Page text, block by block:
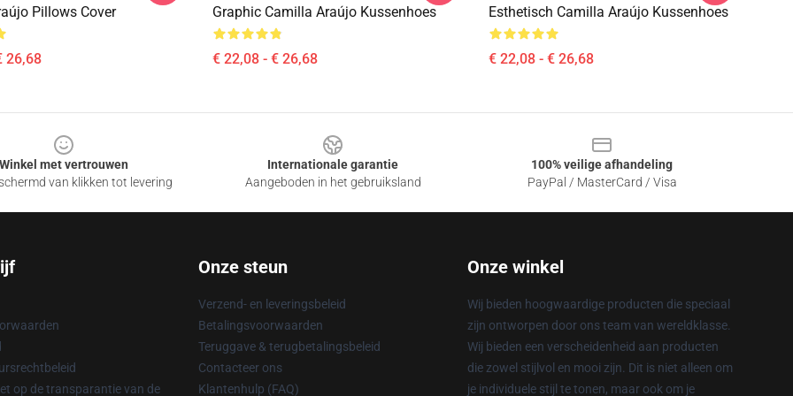
Pillows Cover
26,68
Graphic Camilla Araújo Kussenhoes
€ 22,08 - € 26,68
Esthetisch Camilla Araújo Kussenhoes
€ 22,08 - € 26,68
Winkel met vertrouwen
van klikken tot levering
Internationale garantie
Aangeboden in het gebruiksland
100% veilige afhandeling
PayPal / MasterCard / Visa
op de transparantie van de
Onze steun
Verzend- en leveringsbeleid
Betalingsvoorwaarden
Teruggave & terugbetalingsbeleid
Contacteer ons
Klantenhulp (FAQ)
Onze winkel
Wij bieden hoogwaardige producten die speciaal
zijn ontworpen door ons team van wereldklasse.
Wij bieden een verscheidenheid aan producten
die zowel stijlvol en mooi zijn. Dit is niet alleen om
je individuele stijl te tonen, maar ook om je